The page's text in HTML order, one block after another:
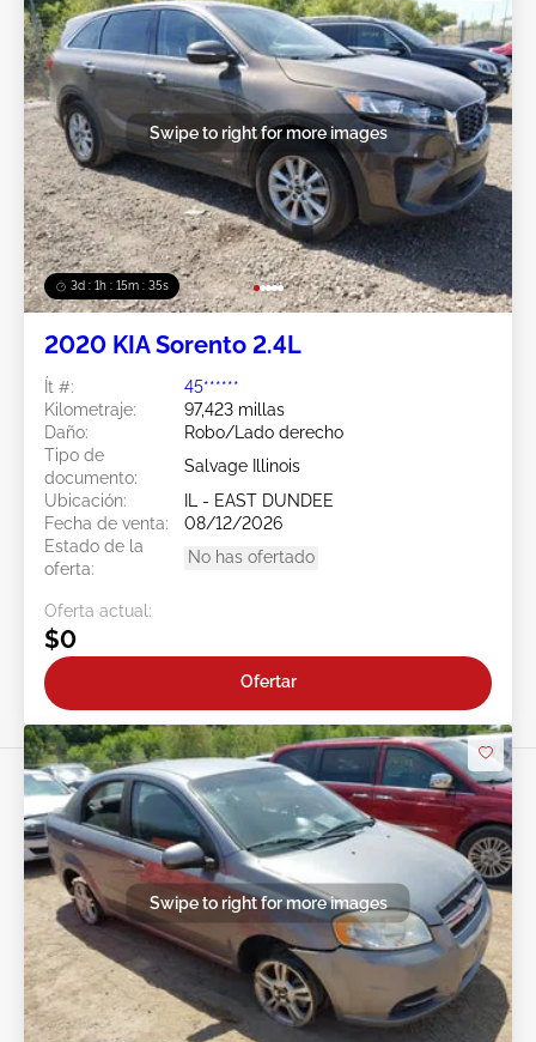
3d : 1h : 15m : 32s
Swipe to right for more images
2020 KIA Sorento 2.4L
Ít #:
45******
Kilometraje:
97,423 millas
Daño:
Robo/Lado derecho
Tipo de
documento:
Salvage Illinois
Ubicación:
IL - EAST DUNDEE
Fecha de venta:
08/12/2026
Estado de la
oferta:
No has ofertado
Oferta actual:
$0
Ofertar
Swipe to right for more images